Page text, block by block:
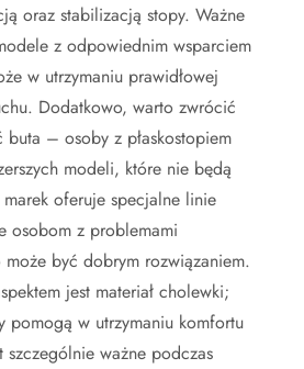
oraz stabilizacją stopy. Ważne
z odpowiednim wsparciem
w utrzymaniu prawidłowej
Dodatkowo, warto zwrócić
buta – osoby z płaskostopiem
modeli, które nie będą
oferuje specjalne linie
osobom z problemami
być dobrym rozwiązaniem.
jest materiał cholewki;
pomogą w utrzymaniu komfortu
ważne podczas